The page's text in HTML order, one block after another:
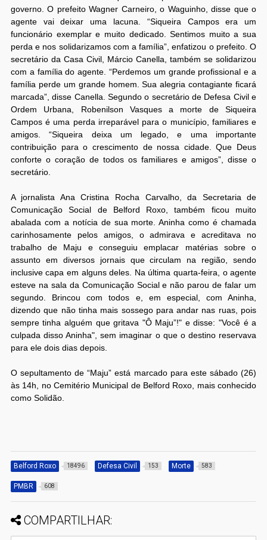
governo. O prefeito Wagner Carneiro, o Waguinho, disse que o
agente vai deixar uma lacuna. “Siqueira Campos era um
funcionário exemplar e muito dedicado. Sentimos muito a sua
perda e nos solidarizamos com a família”, enfatizou o prefeito. O
secretário da Casa Civil, Márcio Canella, também se solidarizou
com a família do agente. “Perdemos um grande profissional e a
família perde um grande homem. Sua alegria contagiante ficará
marcada”, disse Canella. Segundo o secretário de Defesa Civil e
Ordem Urbana, Robenilson Vasques a morte de Siqueira
Campos é uma perda irreparável para o município, familiares e
amigos. “Siqueira deixa um legado, e uma importante
contribuição para o crescimento de nossa cidade. Que Deus
conforte o coração de todos os familiares e amigos”, disse o
secretário.
A jornalista Ana Cristina Rocha Carvalho, da Secretaria de
Comunicação Social de Belford Roxo, também ficou muito
abalada com a notícia de sua morte. Aninha como é chamada
carinhosamente pelos amigos, o admirava e acreditava no
trabalho de Maju e conseguiu emplacar matérias sobre o
assunto em diversos jornais que circulam na região, sendo
inclusive capa em alguns deles. Na última quarta-feira, o agente
esteve na sala da Comunicação Social e não parou de falar um
segundo. Brincou com todos e, em especial, com Aninha,
dizendo que não tinha mais sossego para andar nas ruas, pois
sempre tinha alguém que gritava "Ô Maju”!" e disse: "Você é a
culpada disso Aninha", sem imaginar o que o destino reservava
para ele dois dias depois.
O sepultamento de “Maju” está marcado para este sábado (26)
às 14h, no Cemitério Municipal de Belford Roxo, mais conhecido
como Solidão.
Belford Roxo 18496 Defesa Civil 153 Morte 583
PMBR 608
COMPARTILHAR: